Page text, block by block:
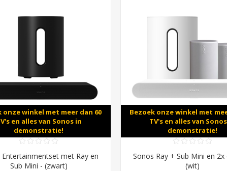
onze winkel met meer dan 60
en alles van Sonos in
demonstratie!
Entertainmentset met Ray en
Sub Mini - (zwart)
Bezoek onze winkel met
TV's en alles van
demonstratie!
Sonos Ray + Sub Mini en 2x
(wit)